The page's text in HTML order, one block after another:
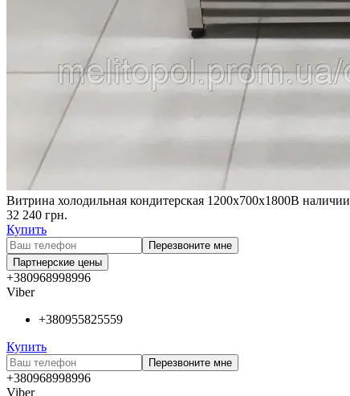
Витрина холодильная кондитерская 1200х700х1800В наличии
32 240 грн.
Купить
Перезвоните мне
Партнерские цены
+380968998996
Viber
+380955825559
Купить
Перезвоните мне
+380968998996
Viber